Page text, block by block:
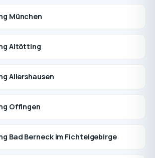
München
Altötting
Allershausen
Offingen
Bad Berneck im Fichtelgebirge